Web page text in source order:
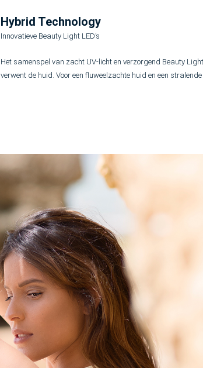
Hybrid Technology
Innovatieve Beauty Light LED’s
Het samenspel van zacht UV-licht en verzorgend Beauty Light
verwent de huid. Voor een fluweelzachte huid en een stralende